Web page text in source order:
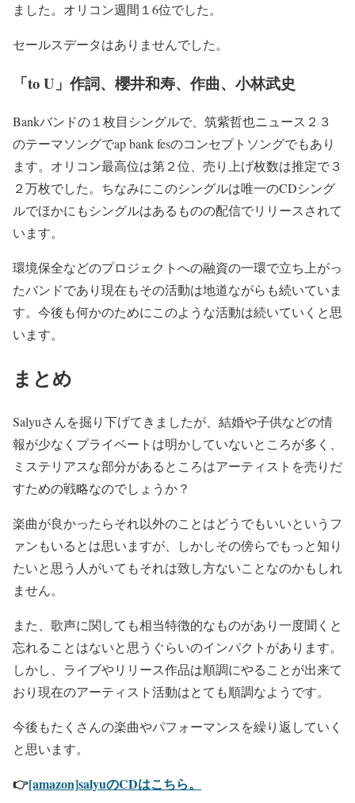
ました。オリコン週間１6位でした。
セールスデータはありませんでした。
「to U」作詞、櫻井和寿、作曲、小林武史
Bankバンドの１枚目シングルで、筑紫哲也ニュース２３
のテーマソングでap bank fesのコンセプトソングでもあり
ます。オリコン最高位は第２位、売り上げ枚数は推定で３
２万枚でした。ちなみにこのシングルは唯一のCDシング
ルでほかにもシングルはあるものの配信でリリースされて
います。
環境保全などのプロジェクトへの融資の一環で立ち上がっ
たバンドであり現在もその活動は地道ながらも続いていま
す。今後も何かのためにこのような活動は続いていくと思
います。
まとめ
Salyuさんを掘り下げてきましたが、結婚や子供などの情
報が少なくプライベートは明かしていないところが多く、
ミステリアスな部分があるところはアーティストを売りだ
すための戦略なのでしょうか？
楽曲が良かったらそれ以外のことはどうでもいいというフ
ァンもいるとは思いますが、しかしその傍らでもっと知り
たいと思う人がいてもそれは致し方ないことなのかもしれ
ません。
また、歌声に関しても相当特徴的なものがあり一度聞くと
忘れることはないと思うぐらいのインパクトがあります。
しかし、ライブやリリース作品は順調にやることが出来て
おり現在のアーティスト活動はとても順調なようです。
今後もたくさんの楽曲やパフォーマンスを繰り返していく
と思います。
👉[amazon]salyuのCDはこちら。